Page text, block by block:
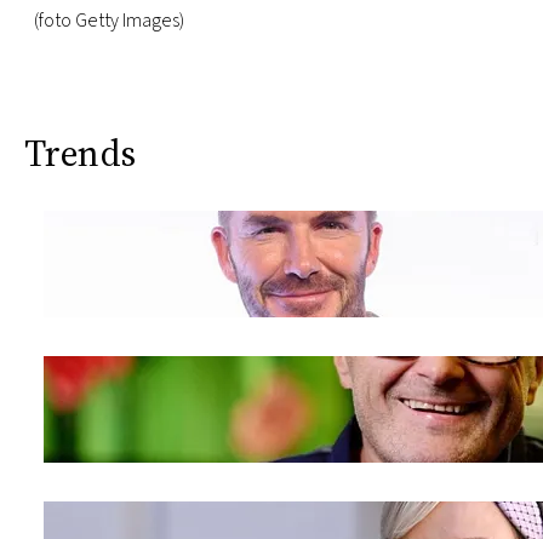
(foto Getty Images)
Trends